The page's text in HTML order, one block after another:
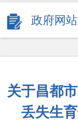
政府网
关于昌都
丢失生